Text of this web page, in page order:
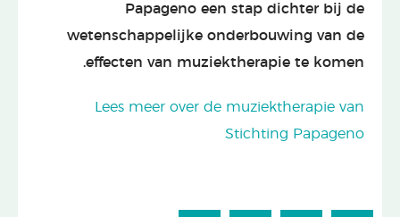
Papageno een stap dichter bij de
wetenschappelijke onderbouwing van de
effecten van muziektherapie te komen.
Lees meer over de muziektherapie van
Stichting Papageno